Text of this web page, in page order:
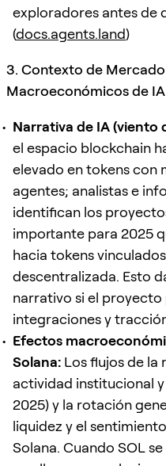
exploradores antes de
(docs.agents.land)
3. Contexto de
Macroeconómicos de
Narrativa de IA (viento
el espacio blockchain
elevado en tokens con
agentes; analistas e
identifican los
importante para 2025
hacia tokens
descentralizada. Esto
narrativo si el
integraciones y
Efectos
Solana: Los flujos de la
actividad institucional y
2025) y la rotación
liquidez y el
Solana. Cuando SOL